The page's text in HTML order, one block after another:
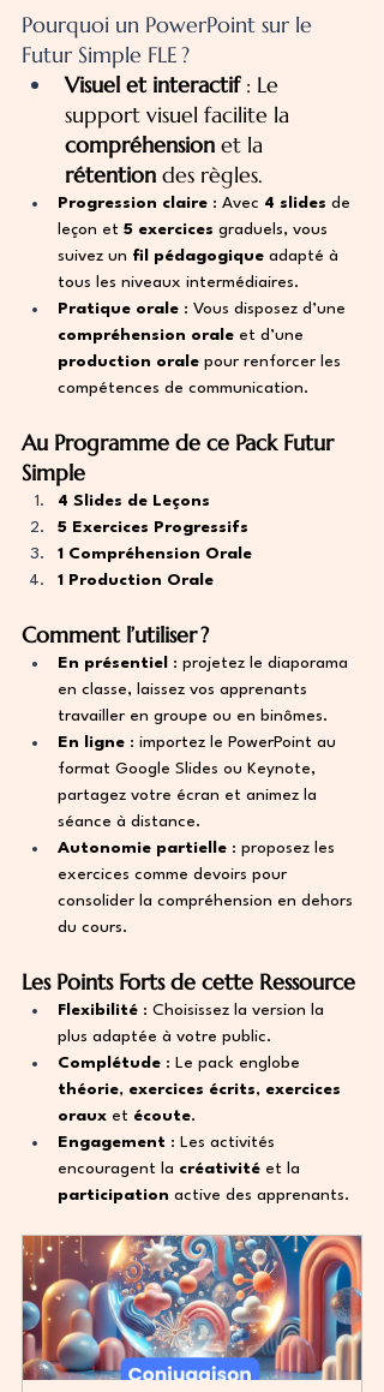
Pourquoi un PowerPoint sur le
Futur Simple FLE ?
Visuel et interactif : Le
support visuel facilite la
compréhension et la
rétention des règles.
Progression claire : Avec 4 slides de
leçon et 5 exercices graduels, vous
suivez un fil pédagogique adapté à
tous les niveaux intermédiaires.
Pratique orale : Vous disposez d’une
compréhension orale et d’une
production orale pour renforcer les
compétences de communication.
Au Programme de ce Pack Futur
Simple
4 Slides de Leçons
5 Exercices Progressifs
1 Compréhension Orale
1 Production Orale
Comment l’utiliser ?
En présentiel
: projetez le diaporama
en classe, laissez vos apprenants
travailler en groupe ou en binômes.
En ligne : importez le PowerPoint au
format Google Slides ou Keynote,
partagez votre écran et animez la
séance à distance.
Autonomie partielle : proposez les
exercices comme devoirs pour
consolider la compréhension en dehors
du cours.
Les Points Forts de cette Ressource
Flexibilité : Choisissez la version la
plus adaptée à votre public.
Complétude : Le pack englobe
théorie, exercices écrits, exercices
oraux et écoute.
Engagement : Les activités
encouragent la créativité et la
participation active des apprenants.